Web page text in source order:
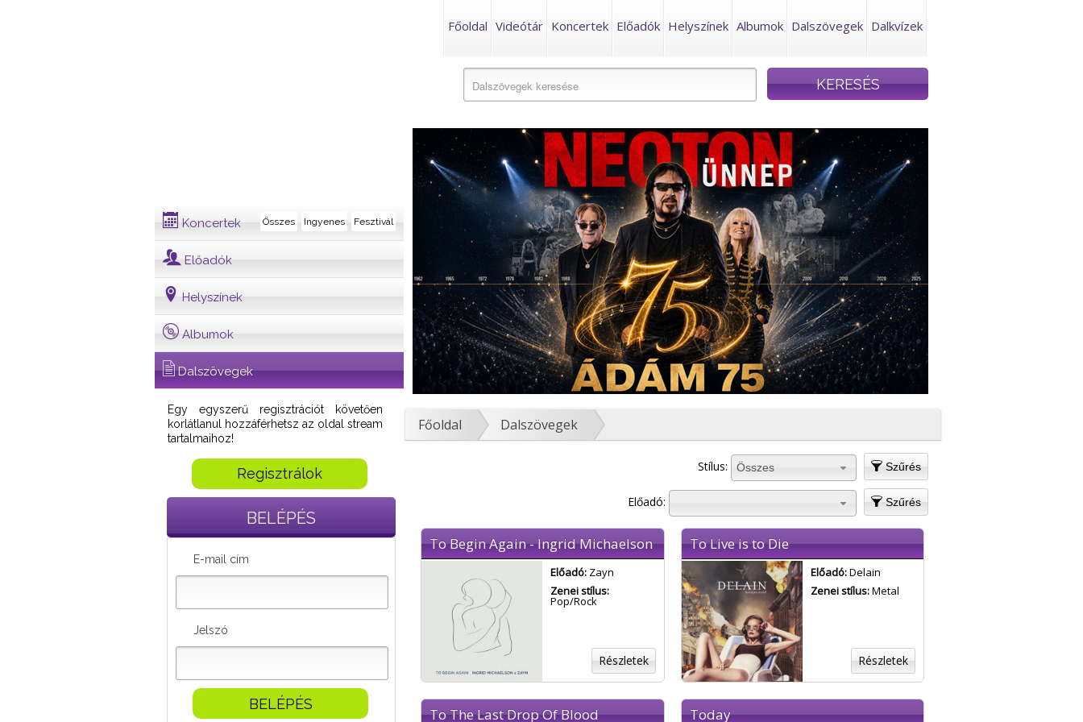
Főoldal Videótár Koncertek Előadók Helyszínek Albumok Dalszövegek Dalkvízek
Koncertek Fesztivál
Ingyenes
Összes
Előadók
Helyszínek
Albumok
Dalszövegek
Egy egyszerű regisztrációt követően
korlátlanul hozzáférhetsz az oldal stream
tartalmaihoz!
Regisztrálok
BELÉPÉS
E-mail cím
Jelszó
Főoldal Dalszövegek
Stílus: Összes Szűrés
Előadó: Szűrés
To Begin Again - Ingrid Michaelson
Előadó: Zayn
Zenei stílus:
Pop/Rock
Részletek
To Live is to Die
Előadó:Delain
Zenei stílus:Metal
Részletek
To The Last Drop Of Blood Today